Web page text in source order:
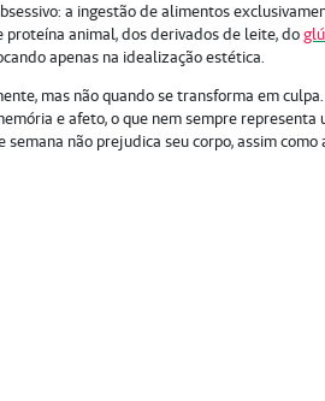
a ingestão de alimentos
proteína animal, dos derivados de leite, do
apenas na idealização estética.
mas não quando se transforma em culpa.
e afeto, o que nem sempre representa
não prejudica seu corpo, assim como